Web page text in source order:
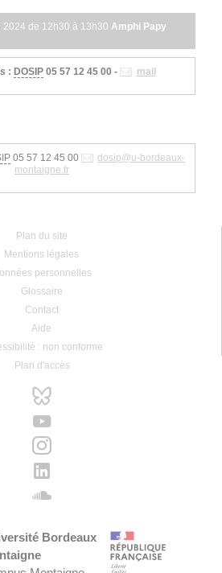
2024 de 12h30 à 13h30Amphi Papy
: DOSIP 05 57 12 45 00 - mail
05 57 12 45 00 dosip@u-bordeaux-
montaigne.fr
Plan du site
Mentions légales
personnelles
Glossaire
Contact
Aide
: non conforme
Plan d'accès
Bordeaux